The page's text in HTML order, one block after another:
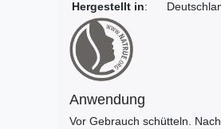
Hergestellt in:
Anwendung
Vor Gebrauch schütteln.